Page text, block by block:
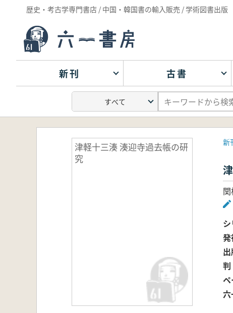
歴史・考古学専門書店 / 中国・韓国書の輸入販売 / 学術図書出版
新刊 古書
津軽十三湊 湊迎寺過去帳の研
究
新
判